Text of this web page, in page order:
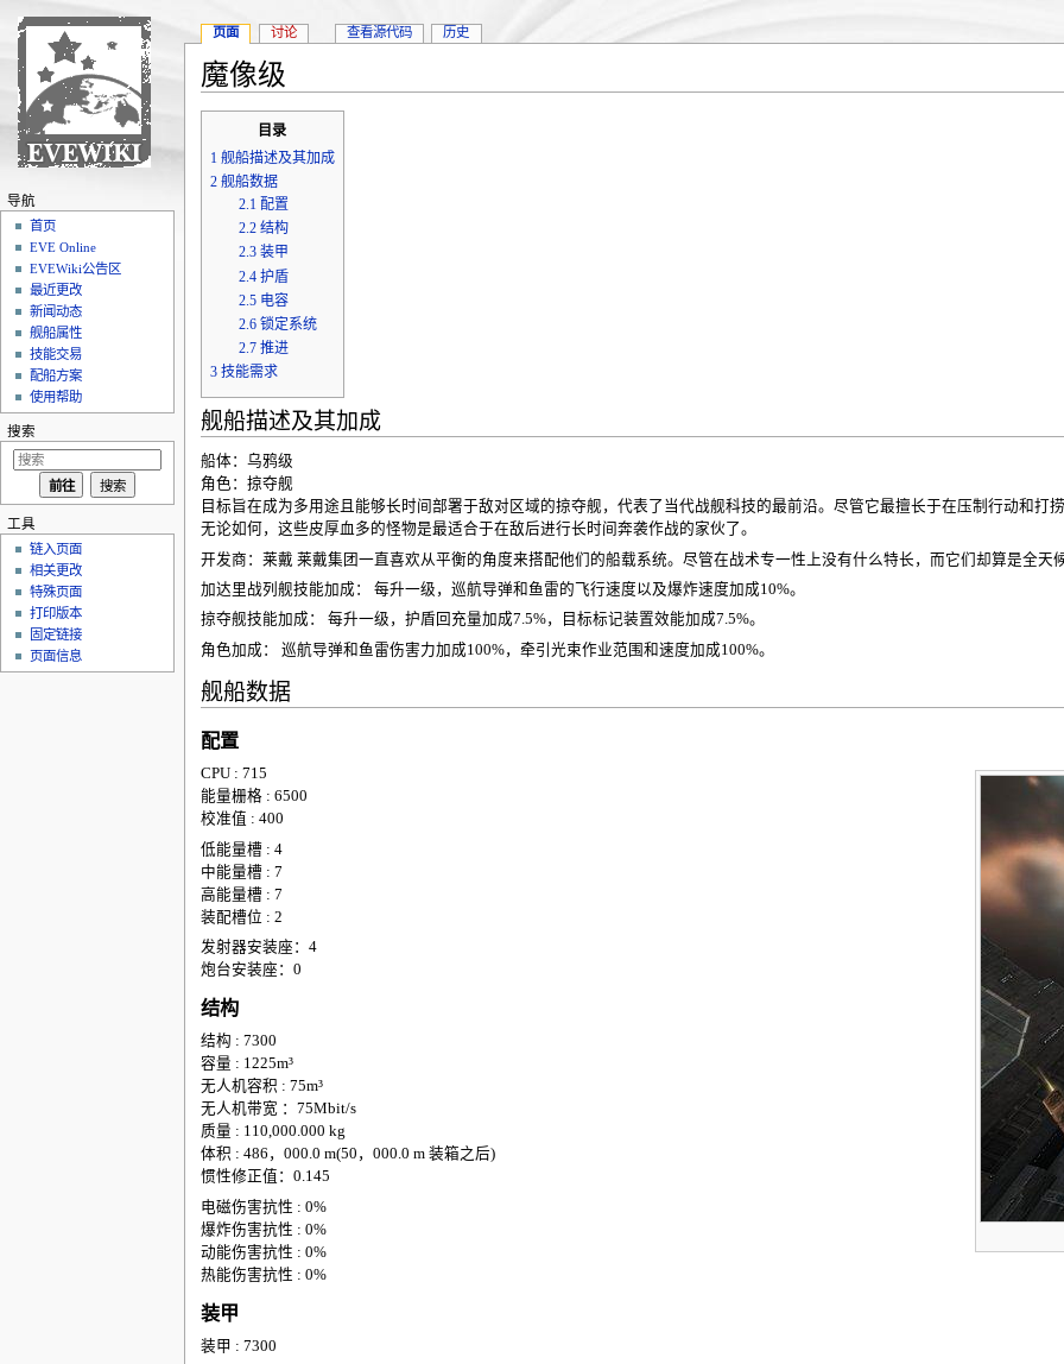
魔像级
目录
1 舰船描述及其加成
2 舰船数据
2.1 配置
2.2 结构
2.3 装甲
2.4 护盾
2.5 电容
2.6 锁定系统
2.7 推进
3 技能需求
舰船描述及其加成
船体：乌鸦级
角色：掠夺舰
目标旨在成为多用途且能够长时间部署于敌对区域的掠夺舰，代表了当代战舰科技的最前沿。尽管它最擅长于在压制行动和
无论如何，这些皮厚血多的怪物是最适合于在敌后进行长时间奔袭作战的家伙了。
开发商：莱戴 莱戴集团一直喜欢从平衡的角度来搭配他们的船载系统。尽管在战术专一性上没有什么特长，而它们却算是全天
加达里战列舰技能加成： 每升一级，巡航导弹和鱼雷的飞行速度以及爆炸速度加成10%。
掠夺舰技能加成： 每升一级，护盾回充量加成7.5%，目标标记装置效能加成7.5%。
角色加成： 巡航导弹和鱼雷伤害力加成100%，牵引光束作业范围和速度加成100%。
舰船数据
配置
CPU : 715
能量栅格 : 6500
校准值 : 400
低能量槽 : 4
中能量槽 : 7
高能量槽 : 7
装配槽位 : 2
发射器安装座：4
炮台安装座：0
结构
结构 : 7300
容量 : 1225m³
无人机容积 : 75m³
无人机带宽 ：75Mbit/s
质量 : 110,000.000 kg
体积 : 486，000.0 m(50，000.0 m 装箱之后)
惯性修正值：0.145
电磁伤害抗性 : 0%
爆炸伤害抗性 : 0%
动能伤害抗性 : 0%
热能伤害抗性 : 0%
装甲
装甲 : 7300
页面 讨论 查看源代码 历史
导航
首页
EVE Online
EVEWiki公告区
最近更改
新闻动态
舰船属性
技能交易
配船方案
使用帮助
搜索
工具
链入页面
相关更改
特殊页面
打印版本
固定链接
页面信息